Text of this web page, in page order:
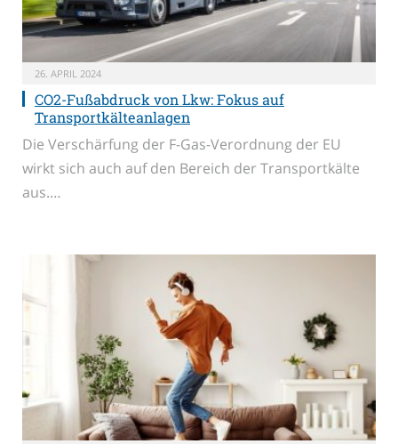
26. APRIL 2024
CO2-Fußabdruck von Lkw: Fokus auf
Transportkälteanlagen
Die Verschärfung der F-Gas-Verordnung der EU
wirkt sich auch auf den Bereich der Transportkälte
aus.…